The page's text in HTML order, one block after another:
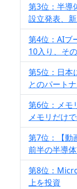
第3位：半導
設立発表、
第4位：AIブ
10入り、そ
第5位：日本
とのパート
第6位：メモ
メモリだけ
第7位：【動
前半の半導
第8位：
上を投資